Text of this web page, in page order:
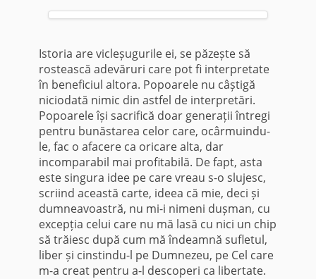
Istoria are vicleșugurile ei, se păzește să
rostească adevăruri care pot fi interpretate
în beneficiul altora. Popoarele nu câștigă
niciodată nimic din astfel de interpretări.
Popoarele își sacrifică doar generații întregi
pentru bunăstarea celor care, ocârmuindu-
le, fac o afacere ca oricare alta, dar
incomparabil mai profitabilă. De fapt, asta
este singura idee pe care vreau s-o slujesc,
scriind această carte, ideea că mie, deci și
dumneavoastră, nu mi-i nimeni dușman, cu
excepția celui care nu mă lasă cu nici un chip
să trăiesc după cum mă îndeamnă sufletul,
liber și cinstindu-l pe Dumnezeu, pe Cel care
m-a creat pentru a-l descoperi ca libertate.